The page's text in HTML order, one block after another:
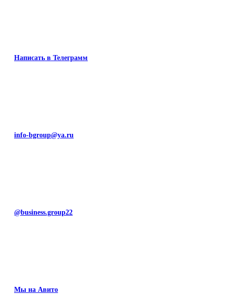
Написать в Телеграмм
info-bgroup@ya.ru
@business.group22
Мы на Авито